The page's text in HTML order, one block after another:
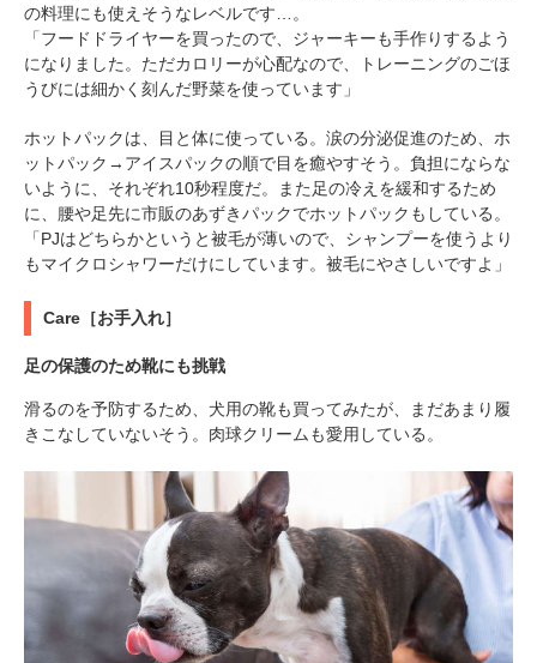
の料理にも使えそうなレベルです…。
「フードドライヤーを買ったので、ジャーキーも手作りするよう
になりました。ただカロリーが心配なので、トレーニングのごほ
うびには細かく刻んだ野菜を使っています」
ホットパックは、目と体に使っている。涙の分泌促進のため、ホ
ットパック→アイスパックの順で目を癒やすそう。負担にならな
いように、それぞれ10秒程度だ。また足の冷えを緩和するため
に、腰や足先に市販のあずきパックでホットパックもしている。
「PJはどちらかというと被毛が薄いので、シャンプーを使うより
もマイクロシャワーだけにしています。被毛にやさしいですよ」
Care［お手入れ］
足の保護のため靴にも挑戦
滑るのを予防するため、犬用の靴も買ってみたが、まだあまり履
きこなしていないそう。肉球クリームも愛用している。